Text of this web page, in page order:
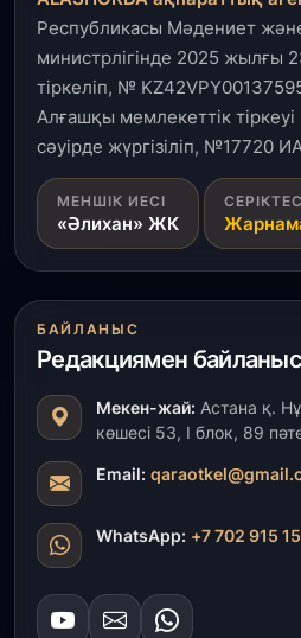
31 шілде, 2026
Ақмола облысындағы
ұстаздар «Әділет»
айтты
31 шілде, 2026
ҚР Президенті Орталық
ұзақмерзімді
ұсынды
«Ауыл аманаты»:
4 223 жоба
31 шілде, 2026
толық ауыз сумен
30 шілде, 2026
Түркістанда «Арыс-2»
Республикасы Мәдениет
министрлігінде 2025 жылғы
тіркеліп, № KZ42VPY00137595
Алғашқы мемлекеттік
сәуірде жүргізіліп, №17720
МЕНШІК ИЕСІ
«Әлихан» ЖК
БАЙЛАНЫС
Редакциямен байланыс
Мекен-жай: Астана қ.
көшесі 53, І блок, 89
Email:
WhatsApp: +7 702 915